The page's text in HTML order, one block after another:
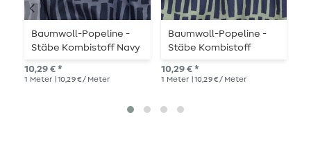
Baumwoll-Popeline -
Stäbe Kombistoff Navy
10,29 € *
1 Meter | 10,29 € / Meter
Baumwoll-Popeline -
Stäbe Kombistoff
Armygrün
10,29 € *
1 Meter | 10,29 € / Meter